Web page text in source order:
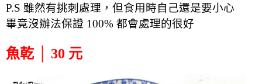
P.S 雖然有挑刺處理，但食用時自己還是要小心
畢竟沒辦法保證 100% 都會處理的很好
魚乾 │ 30 元